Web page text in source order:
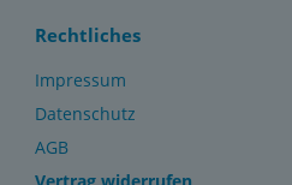
Rechtliches
Impressum
Datenschutz
AGB